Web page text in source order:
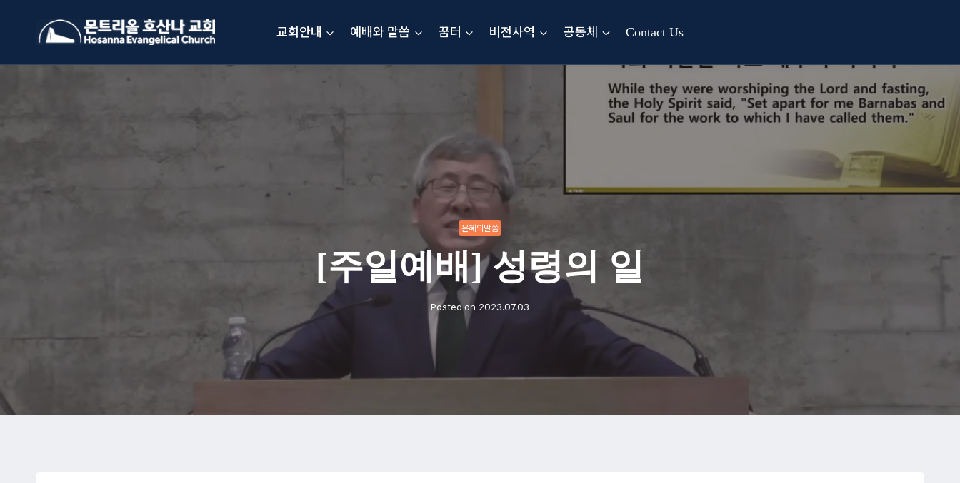
content
교회안내 예배와 말씀 꿈터 비전사역 공동체 Contact Us
은혜의말씀
[주일예배] 성령의 일
Posted on 2023.07.03